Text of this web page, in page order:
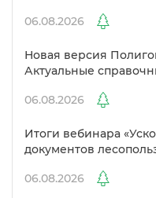
06.08.2026
Новая версия
Актуальные
06.08.2026
Итоги вебинара
документов
06.08.2026